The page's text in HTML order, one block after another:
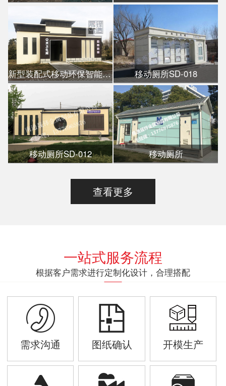
新型装配式移动环保智能公厕 移动厕所SD-018
移动厕所SD-012 移动厕所
查看更多
一站式服务流程
根据客户需求进行定制化设计，合理搭配
需求沟通 图纸确认 开模生产